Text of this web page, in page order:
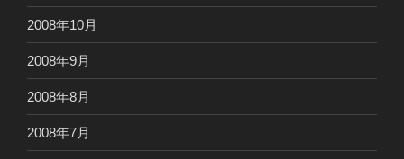
2008年10月
2008年9月
2008年8月
2008年7月